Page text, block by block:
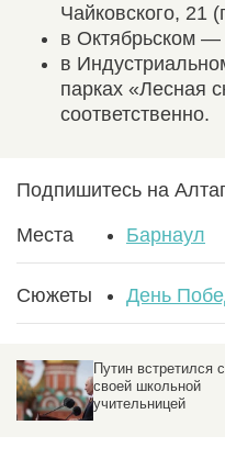
Чайковского, 21
в Октябрьском —
в
парках «Лесная
соответственно.
Подпишитесь на
Места Барнаул
Сюжеты День
Путин встретился
своей школьной
учительницей